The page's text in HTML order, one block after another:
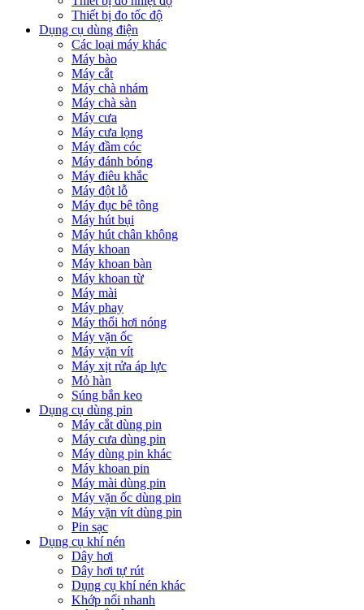
Thiết bị đo tốc độ
Dụng cụ dùng điện
Các loại máy khác
Máy bào
Máy cắt
Máy chà nhám
Máy chà sàn
Máy cưa
Máy cưa lọng
Máy đầm cóc
Máy đánh bóng
Máy điêu khắc
Máy đột lỗ
Máy đục bê tông
Máy hút bụi
Máy hút chân không
Máy khoan
Máy khoan bàn
Máy khoan từ
Máy mài
Máy phay
Máy thổi hơi nóng
Máy vặn ốc
Máy vặn vít
Máy xịt rửa áp lực
Mỏ hàn
Súng bắn keo
Dụng cụ dùng pin
Máy cắt dùng pin
Máy cưa dùng pin
Máy dùng pin khác
Máy khoan pin
Máy mài dùng pin
Máy vặn ốc dùng pin
Máy vặn vít dùng pin
Pin sạc
Dụng cụ khí nén
Dây hơi
Dây hơi tự rút
Dụng cụ khí nén khác
Khớp nối nhanh